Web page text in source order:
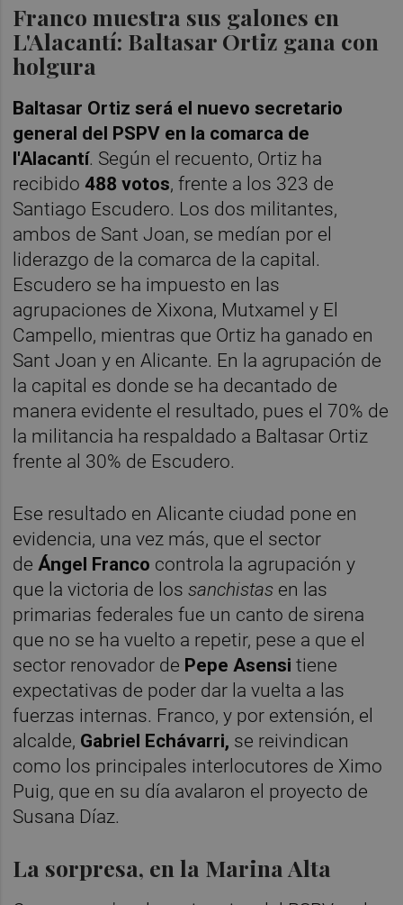
Franco muestra sus galones en
L'Alacantí: Baltasar Ortiz gana con
holgura
Baltasar Ortiz será el nuevo secretario
general del PSPV en la comarca de
l'Alacantí. Según el recuento, Ortiz ha
recibido 488 votos, frente a los 323 de
Santiago Escudero. Los dos militantes,
ambos de Sant Joan, se medían por el
liderazgo de la comarca de la capital.
Escudero se ha impuesto en las
agrupaciones de Xixona, Mutxamel y El
Campello, mientras que Ortiz ha ganado en
Sant Joan y en Alicante. En la agrupación de
la capital es donde se ha decantado de
manera evidente el resultado, pues el 70% de
la militancia ha respaldado a Baltasar Ortiz
frente al 30% de Escudero.
Ese resultado en Alicante ciudad pone en
evidencia, una vez más, que el sector
de Ángel Franco controla la agrupación y
que la victoria de lossanchistas en las
primarias federales fue un canto de sirena
que no se ha vuelto a repetir, pese a que el
sector renovador de Pepe Asensi tiene
expectativas de poder dar la vuelta a las
fuerzas internas. Franco, y por extensión, el
alcalde, Gabriel Echávarri, se reivindican
como los principales interlocutores de Ximo
Puig, que en su día avalaron el proyecto de
Susana Díaz.
La sorpresa, en la Marina Alta